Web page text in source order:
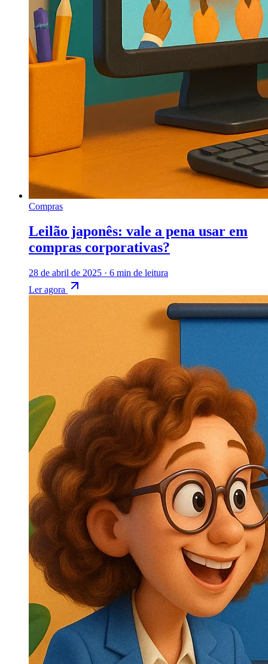
Compras
Leilão japonês: vale a pena usar em
compras corporativas?
28 de abril de 2025 · 6 min de leitura
Ler agora